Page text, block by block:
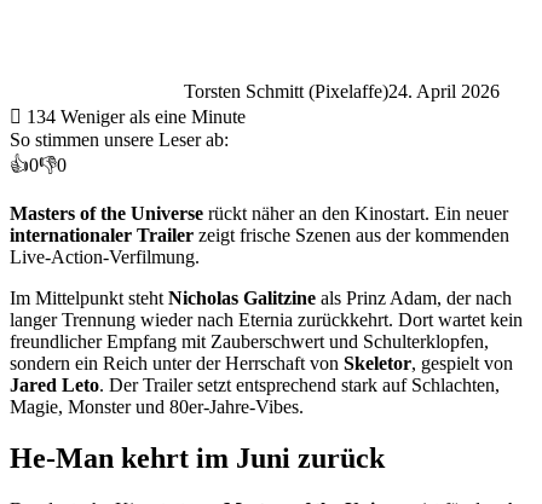
Torsten Schmitt (Pixelaffe)24. April 2026
134 Weniger als eine Minute
So stimmen unsere Leser ab:
👍0👎0
Masters of the Universe rückt näher an den Kinostart. Ein neuer
internationaler Trailer zeigt frische Szenen aus der kommenden
Live-Action-Verfilmung.
Im Mittelpunkt steht Nicholas Galitzine als Prinz Adam, der nach
langer Trennung wieder nach Eternia zurückkehrt. Dort wartet kein
freundlicher Empfang mit Zauberschwert und Schulterklopfen,
sondern ein Reich unter der Herrschaft von Skeletor, gespielt von
Jared Leto. Der Trailer setzt entsprechend stark auf Schlachten,
Magie, Monster und 80er-Jahre-Vibes.
He-Man kehrt im Juni zurück